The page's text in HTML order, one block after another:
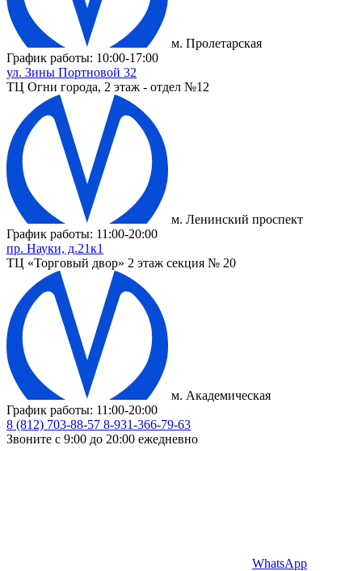
м. Пролетарская
График работы: 10:00-17:00
ул. Зины Портновой 32
ТЦ Огни города, 2 этаж - отдел №12
м. Ленинский проспект
График работы: 11:00-20:00
пр. Науки, д.21к1
ТЦ «Торговый двор» 2 этаж секция № 20
м. Академическая
График работы: 11:00-20:00
8 (812) 703-88-57 8-931-366-79-63
Звоните с 9:00 до 20:00 ежедневно
WhatsApp